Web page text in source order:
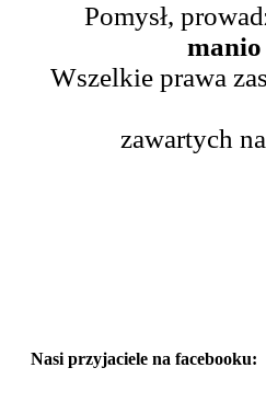
Pomysł,
manio
Wszelkie prawa
zawartych
Nasi przyjaciele na facebooku: